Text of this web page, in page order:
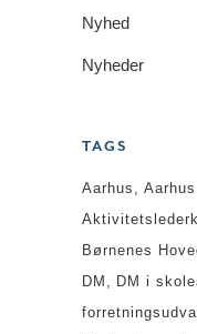
Nyhed
Nyheder
TAGS
Aarhus
Børnenes
DM
DM i